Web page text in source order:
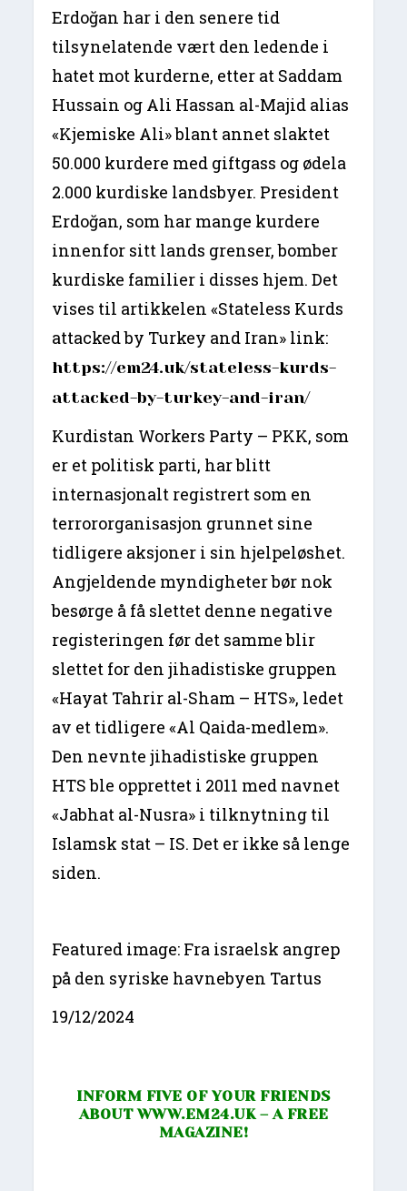
Erdoğan har i den senere tid
tilsynelatende vært den ledende i
hatet mot kurderne, etter at Saddam
Hussain og Ali Hassan al-Majid alias
«Kjemiske Ali» blant annet slaktet
50.000 kurdere med giftgass og ødela
2.000 kurdiske landsbyer. President
Erdoğan, som har mange kurdere
innenfor sitt lands grenser, bomber
kurdiske familier i disses hjem. Det
vises til artikkelen «Stateless Kurds
attacked by Turkey and Iran» link:
https://em24.uk/stateless-kurds-
attacked-by-turkey-and-iran/
Kurdistan Workers Party – PKK, som
er et politisk parti, har blitt
internasjonalt registrert som en
terrororganisasjon grunnet sine
tidligere aksjoner i sin hjelpeløshet.
Angjeldende myndigheter bør nok
besørge å få slettet denne negative
registeringen før det samme blir
slettet for den jihadistiske gruppen
«Hayat Tahrir al-Sham – HTS», ledet
av et tidligere «Al Qaida-medlem».
Den nevnte jihadistiske gruppen
HTS ble opprettet i 2011 med navnet
«Jabhat al-Nusra» i tilknytning til
Islamsk stat – IS. Det er ikke så lenge
siden.
Featured image: Fra israelsk angrep
på den syriske havnebyen Tartus
19/12/2024
INFORM FIVE OF YOUR FRIENDS
ABOUTWWW.EM24.UK– A FREE
MAGAZINE!